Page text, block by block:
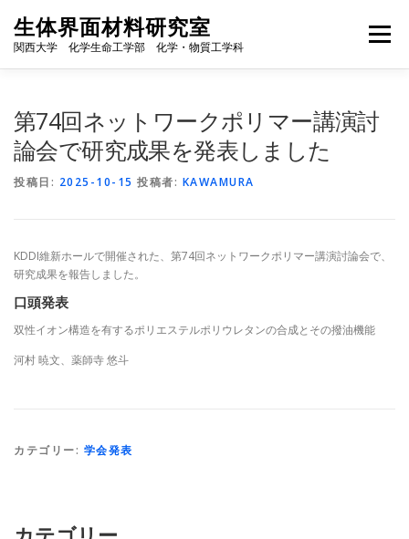
生体界面材料研究室
関西大学 化学生命工学部 化学・物質工学科
メニュー
第74回ネットワークポリマー講演討
論会で研究成果を発表しました
投稿日: 2025-10-15 投稿者: KAWAMURA
KDDI維新ホールで開催された、第74回ネットワークポリマー講演討論会で、
研究成果を報告しました。
口頭発表
双性イオン構造を有するポリエステルポリウレタンの合成とその撥油機能
河村 暁文、薬師寺 悠斗
カテゴリー: 学会発表